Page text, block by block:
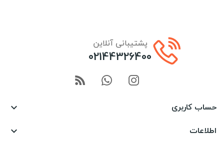
پشتیبانی آنلاین
02144326400
حساب کاربری 
اطلاعات 